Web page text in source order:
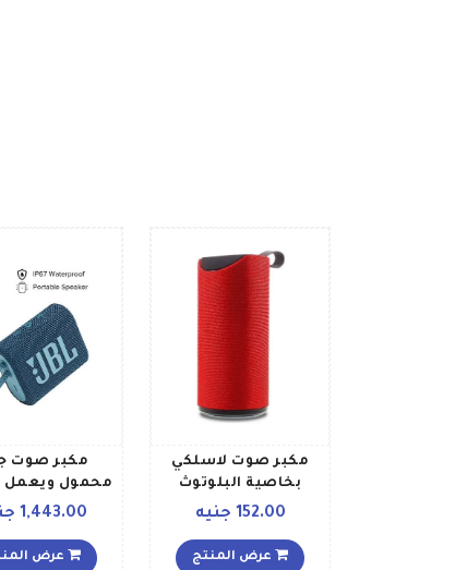
مكبر صوت لاسلكي
بخاصية البلوتوث
محمول للأماكن
أحمر
152.00 جنيه
عرض المنتج
محمول ويعمل
البلوتوث
1,443.00 جنيه
عرض